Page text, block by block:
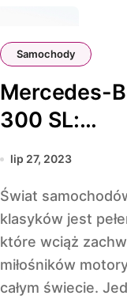
Samochody
Mercedes-
300 SL:
lip 27, 2023
Świat samochodów
klasyków jest
które wciąż
miłośników
całym świecie.